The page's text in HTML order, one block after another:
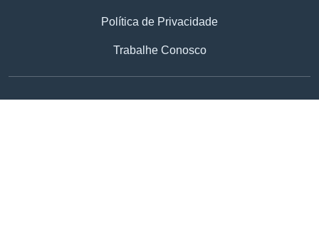
Política de Privacidade
Trabalhe Conosco